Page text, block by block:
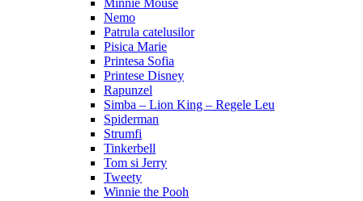
Minnie Mouse
Nemo
Patrula catelusilor
Pisica Marie
Printesa Sofia
Printese Disney
Rapunzel
Simba – Lion King – Regele Leu
Spiderman
Strumfi
Tinkerbell
Tom si Jerry
Tweety
Winnie the Pooh